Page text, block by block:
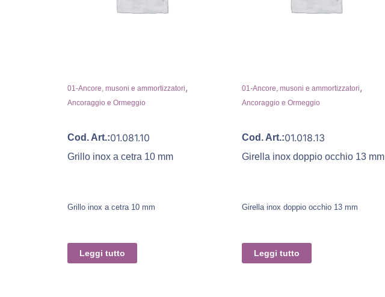
01-Ancore, musoni e ammortizzatori,
Ancoraggio e Ormeggio
Cod. Art.:01.081.10
Grillo inox a cetra 10 mm
Grillo inox a cetra 10 mm
Leggi tutto
01-Ancore, musoni e ammortizzatori,
Ancoraggio e Ormeggio
Cod. Art.:01.018.13
Girella inox doppio occhio 13 mm
Girella inox doppio occhio 13 mm
Leggi tutto